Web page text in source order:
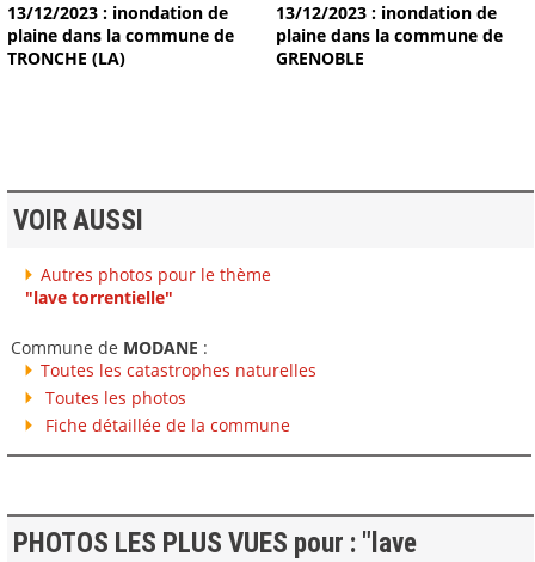
13/12/2023 : inondation de
plaine dans la commune de
TRONCHE (LA)
13/12/2023 : inondation de
plaine dans la commune de
GRENOBLE
VOIR AUSSI
Autres photos pour le thème
"lave torrentielle"
Commune de MODANE :
Toutes les catastrophes naturelles
Toutes les photos
Fiche détaillée de la commune
PHOTOS LES PLUS VUES pour : "lave